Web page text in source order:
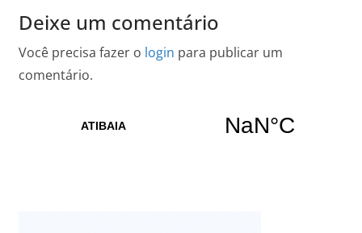
Deixe um comentário
Você precisa fazer o login para publicar um
comentário.